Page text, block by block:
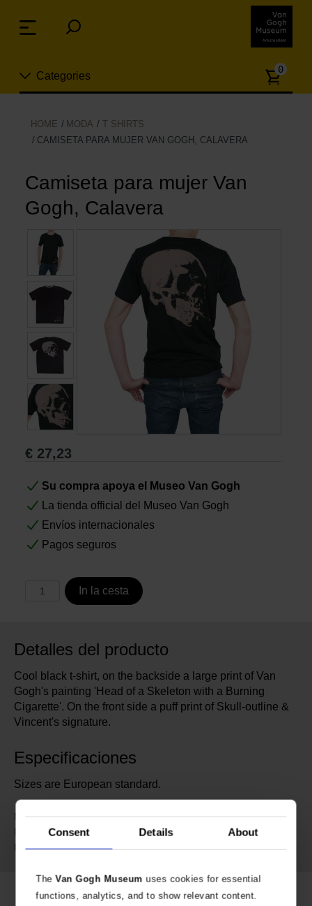
Consent Details About
TheVan Gogh Museum uses cookies for essential
functions, analytics, and to show relevant content.
links
Jump
content
navigation
Categories
Nuevo
Para la casa
Hogar y Cocina
Libros
Lienzos y Láminas
Regalos
0
HOME MODA
T SHIRTS
CAMISETA PARA MUJER VAN GOGH, CALAVERA
Camiseta para mujer Van
Gogh, Calavera
€ 27,23
Su compra apoya el Museo Van Gogh
La tienda official del Museo Van Gogh
Envíos internacionales
Pagos seguros
In la cesta
Detalles del producto
Cool black t-shirt, on the backside a large print of Van
Gogh's painting 'Head of a Skeleton with a Burning
Cigarette'. On the front side a puff print of Skull-outline &
Vincent's signature.
Especificaciones
Sizes are European standard.
No. de artículo: VG_606966
Marca: Van Gogh Museum Amsterdam
Material: 100% algodón organico
Menu